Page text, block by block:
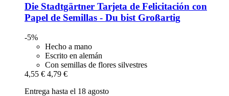
Die Stadtgärtner Tarjeta de Felicitación con
Papel de Semillas -​ Du bist Großartig
-5%
Hecho a mano
Escrito en alemán
Con semillas de flores silvestres
4,55 € 4,79 €
Entrega hasta el 18 agosto